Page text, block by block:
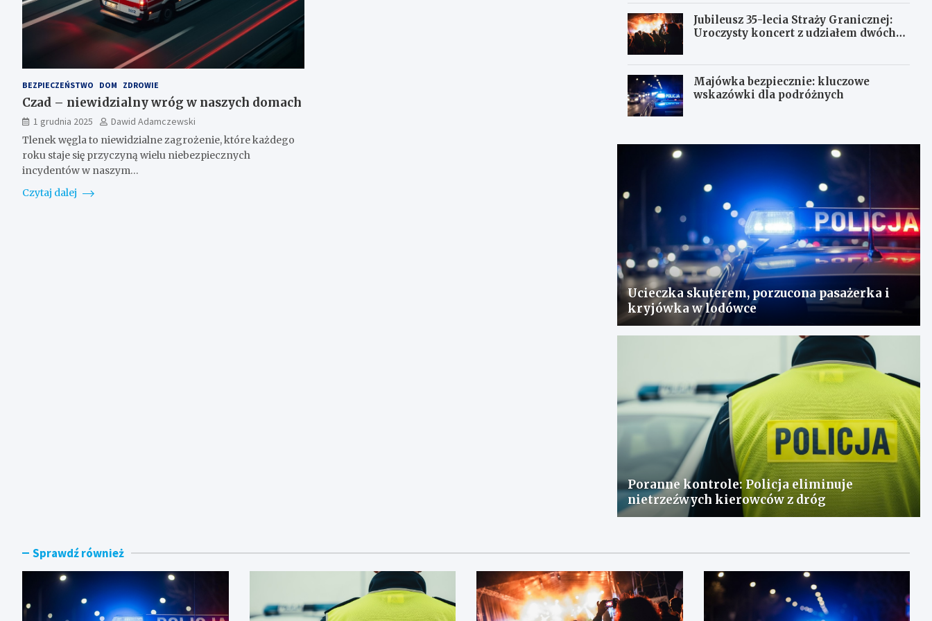
BEZPIECZEŃSTWO DOM ZDROWIE
Czad – niewidzialny wróg w naszych domach
1 grudnia 2025
Dawid Adamczewski
Tlenek węgla to niewidzialne zagrożenie, które każdego
roku staje się przyczyną wielu niebezpiecznych
incydentów w naszym…
Czytaj dalej
Jubileusz 35-lecia Straży Granicznej:
Uroczysty koncert z udziałem dwóch
Majówka bezpiecznie: kluczowe
wskazówki dla podróżnych
Ucieczka skuterem, porzucona pasażerka i
kryjówka w lodówce
Poranne kontrole: Policja eliminuje
nietrzeźwych kierowców z dróg
Sprawdź również